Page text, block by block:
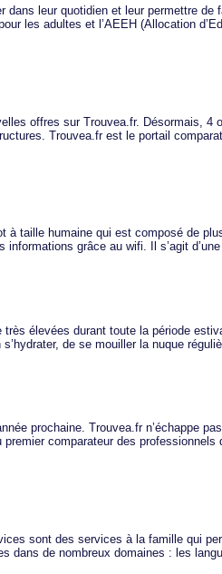
dans leur quotidien et leur permettre de
les adultes et l’AEEH (Allocation
offres sur Trouvea.fr. Désormais, 4
Trouvea.fr est le portail
à taille humaine qui est composé de
grâce au wifi. Il s’agit
élevées durant toute la période
de se mouiller la nuque
prochaine. Trouvea.fr n’échappe
comparateur des
sont des services à la famille qui
dans de nombreux domaines : les